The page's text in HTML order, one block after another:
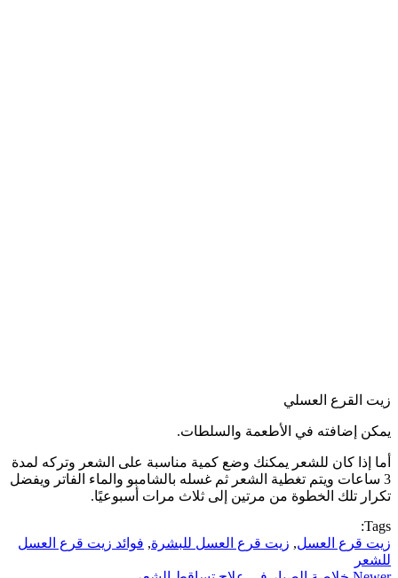
زيت القرع العسلي
يمكن إضافته في الأطعمة والسلطات.
أما إذا كان للشعر يمكنك وضع كمية مناسبة على الشعر وتركه لمدة
3 ساعات ويتم تغطية الشعر ثم غسله بالشامبو والماء الفاتر ويفضل
تكرار تلك الخطوة من مرتين إلى ثلاث مرات أسبوعيًا.
Tags:
زيت قرع العسل, زيت قرع العسل للبشرة, فوائد زيت قرع العسل
للشعر